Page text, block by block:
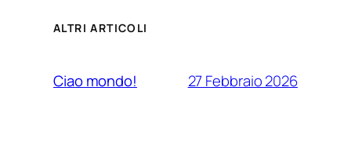
ALTRI ARTICOLI
Ciao mondo! 27 Febbraio 2026